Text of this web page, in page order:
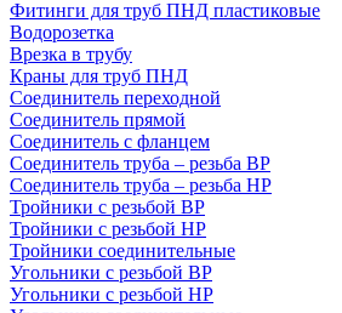
Фитинги для труб ПНД пластиковые
Водорозетка
Врезка в трубу
Краны для труб ПНД
Соединитель переходной
Соединитель прямой
Соединитель с фланцем
Соединитель труба – резьба ВР
Соединитель труба – резьба НР
Тройники с резьбой ВР
Тройники с резьбой НР
Тройники соединительные
Угольники с резьбой ВР
Угольники с резьбой НР